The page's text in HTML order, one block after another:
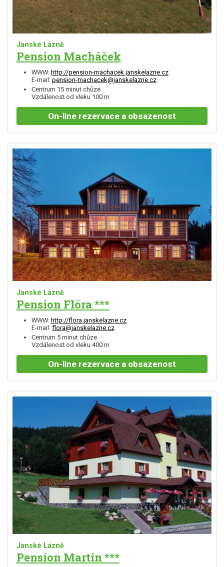
Janské Lázně
Pension Macháček
WWW: http://pension-machacek.janskelazne.cz
E-mail: pension-machacek@janskelazne.cz
Centrum 15 minut chůze
Vzdálenost od vleku 100 m
On-line rezervace a obsazenost
Janské Lázně
Pension Flóra ***
WWW: http://flora.janskelazne.cz
E-mail: flora@janskelazne.cz
Centrum 5 minut chůze
Vzdálenost od vleku 400 m
On-line rezervace a obsazenost
Janské Lázně
Pension Martin ***